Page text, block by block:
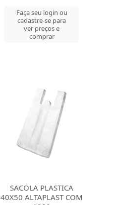
Faça seu login ou
cadastre-se para
ver preços e
comprar
SACOLA PLASTICA
40X50 ALTAPLAST COM